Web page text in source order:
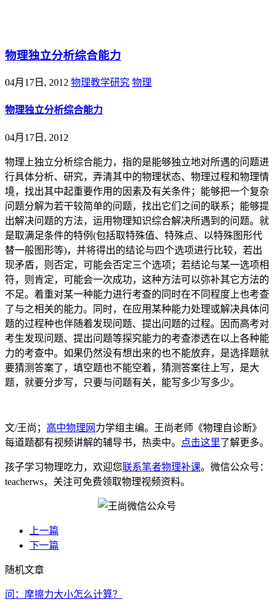
物理独立分析综合能力
04月17日, 2012 物理教学研究 物理
物理独立分析综合能力
04月17日, 2012
物理上独立分析综合能力，指的是能够独立地对所遇的问题进
行具体分析、研究，弄清其中的物理状态、物理过程和物理情
境，找出其中起重要作用的因素及有关条件；能够把一个复杂
问题分解为若干较简单的问题，找出它们之间的联系；能够提
出解决问题的方法，运用物理知识综合解决所遇到的问题。就
是取满足条件的特例(包括取特殊值、特殊点、以特殊图形代
替一般图形等)，并将得出的结论与四个选项进行比较，若出
现矛盾，则否定，可能会否定三个选项；若结论与某一选项相
符，则肯定，可能会一次成功，这种方法可以弥补其它方法的
不足。着重对某一种能力进行考查的同时在不同程度上也考查
了与之相关的能力。同时，在应用某种能力处理或解决具体问
题的过程种也伴随着发现问题、提出问题的过程。因而高考对
考生发现问题、提出问题等探究能力的考查渗透在以上各种能
力的考查中。如果仍然没有想出来的也不能放弃，是选择题就
要猜测答案了，填空题也不能空着，猜测答案往上写，是大
题，就要分步写，只要与问题有关，能写多少写多少。
文/王尚； 高中物理网 力学组主编。王尚老师《物理自诊断》
每道题都有视频讲解的辅导书，热卖中。
点击这里了解更多。
孩子学习物理吃力，欢迎您联系笔者物理补课。微信公众号：
teacherws，关注可免费领取物理视频资料。
上一篇
下一篇
随机文章
问：摩擦力大小怎么计算？